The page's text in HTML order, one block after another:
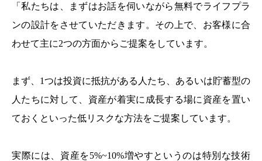
「私たちは、まずはお話を伺いながら無料でライフプラ
ンの設計をさせていただきます。その上で、お客様に合
わせて主に2つの方面からご提案をしています。
まず、1つは投資に抵抗がある人たち、あるいは貯蓄型の
人たちに対して、資産が着実に成長する場に資産を置い
ておくといった低リスクな方法をご提案しています。
実際には、資産を5%~10%増やすというのは特別な技術